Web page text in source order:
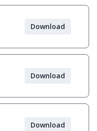
Download
Download
Download